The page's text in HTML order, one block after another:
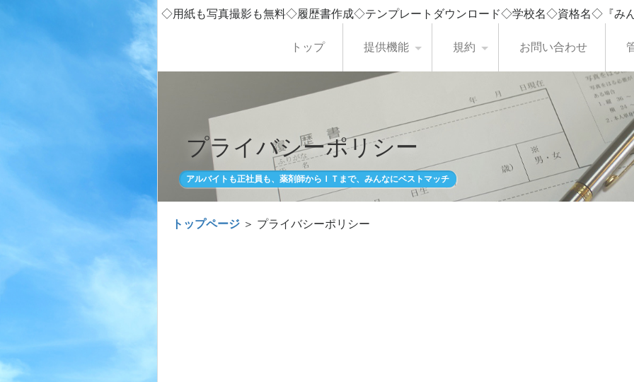
◇用紙も写真撮影も無料◇履歴書作成◇テンプレートダウンロード◇学校名◇資格名◇『み
トップ 提供機能 規約 お問い合わせ
プライバシーポリシー
アルバイトも正社員も、薬剤師からＩＴまで、みんなにベストマッチ
トップページ ＞ プライバシーポリシー